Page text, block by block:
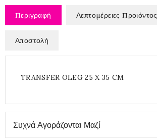
Περιγραφή Λεπτομέρειες Προιόντος
Αποστολή
TRANSFER OLEG 25 X 35 CM
Συχνά Αγοράζονται Μαζί